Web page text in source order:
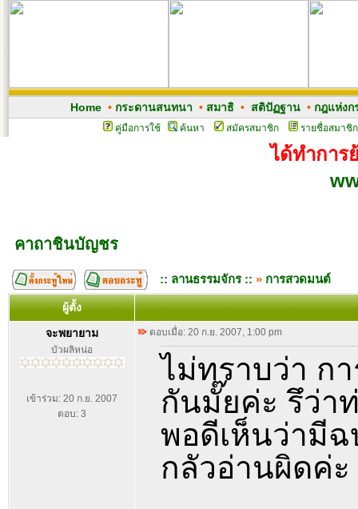
Home• กระดานสนทนา • สมาธิ• สติปัฏฐาน• กฎแห่งก
คู่มือการใช้ ค้นหา สมัครสมาชิก รายชื่อสมาชิก
ได้ทำการ
คาถาชินบัญชร
:: ลานธรรมจักร :: » การสวดมนต์
ผู้ตั้ง
จะพยายาม
บัวผลิหน่อ
เข้าร่วม: 20 ก.ย. 2007
ตอบ: 3
ตอบเมื่อ: 20 ก.ย. 2007, 1:00 pm
ไม่ทราบว่า ก
กันมั๊ยค่ะ รึว่า
พอดีเห็นว่ามี
กลัวอ่านผิดค่ะ